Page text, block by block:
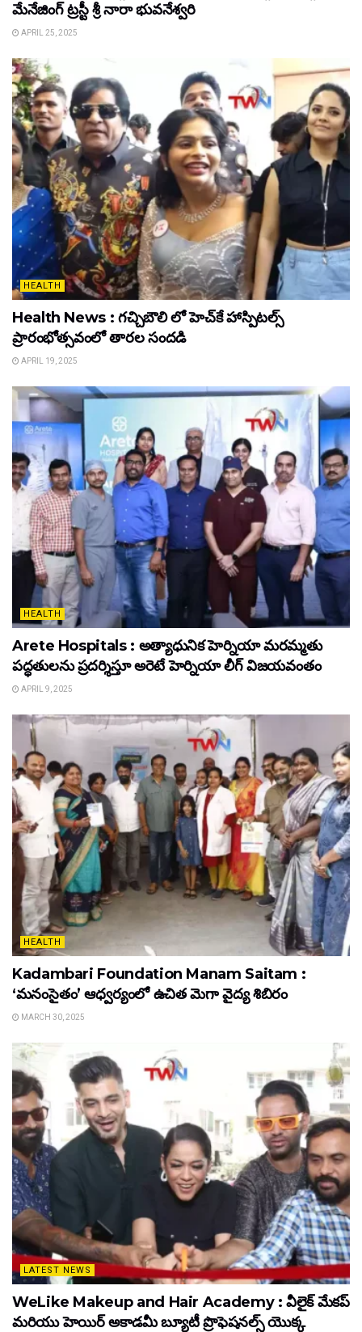
మేనేజింగ్‌ ట్రస్టీ శ్రీ నారా భువనేశ్వరి
APRIL 25, 2025
HEALTH
Health News : గచ్చిబౌలి లో హెచ్‌కే హాస్పిటల్స్
ప్రారంభోత్సవంలో తారల సందడి
APRIL 19, 2025
HEALTH
Arete Hospitals : అత్యాధునిక హెర్నియా మరమ్మతు
పద్ధతులను ప్రదర్శిస్తూ అరెటే హెర్నియా లీగ్ విజయవంతం
APRIL 9, 2025
HEALTH
Kadambari Foundation Manam Saitam :
‘మనంసైతం’ ఆధ్వర్యంలో ఉచిత మెగా వైద్య శిబిరం
MARCH 30, 2025
LATEST NEWS
WeLike Makeup and Hair Academy : వీలైక్ మేకప్
మరియు హెయిర్ అకాడమీ బ్యూటీ ప్రొఫెషనల్స్ యొక్క